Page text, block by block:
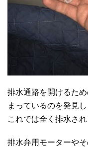
排水通路を開けるた
まっているのを発見し
これでは全く排水され
排水弁用モーターや